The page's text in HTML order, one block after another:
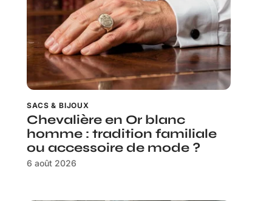
SACS & BIJOUX
Chevalière en Or blanc
homme : tradition familiale
ou accessoire de mode ?
6 août 2026